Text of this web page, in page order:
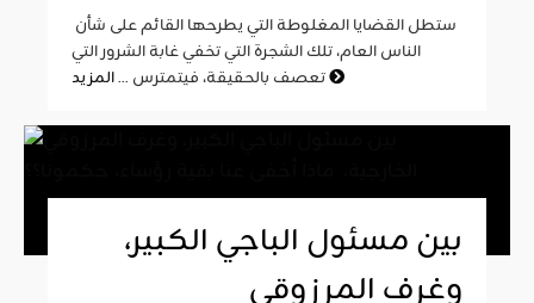
الناس العام، تلك الشجرة التي تخفي غابة الشرور التي
تعصف بالحقيقة، فيتمترس ...
بين مسئول الباجي الكبير،
وغرف المرزوقي